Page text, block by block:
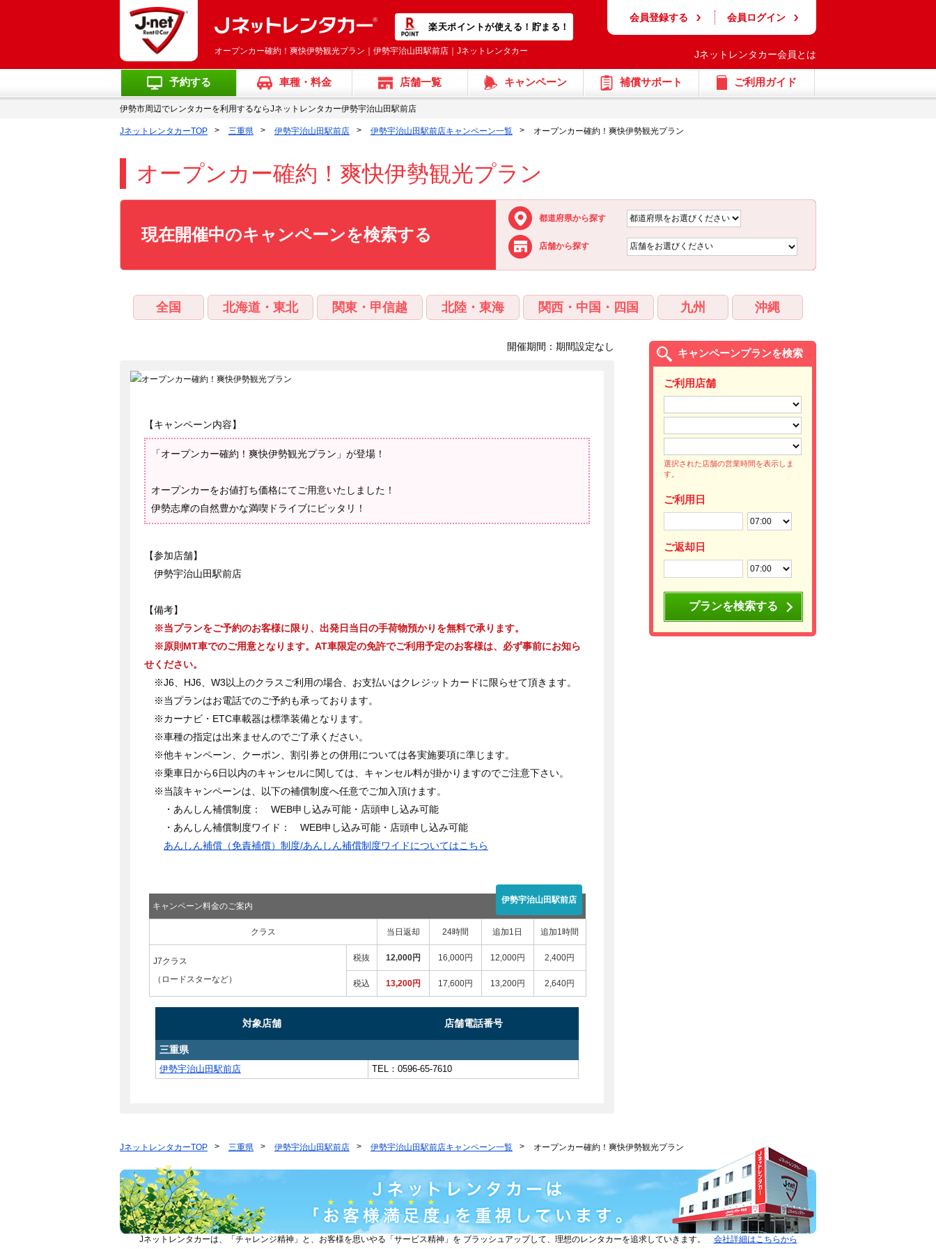
オープンカー確約！爽快伊勢観光プラン｜伊勢宇治山田駅前店｜Jネットレンタカー
会員登録する 会員ログイン
Jネットレンタカー会員とは
楽天ポイントが使える！貯まる！
予約する 車種・料金 店舗一覧 キャンペーン 補償サポート ご利用ガイド
伊勢市周辺でレンタカーを利用するならJネットレンタカー伊勢宇治山田駅前店
JネットレンタカーTOP 三重県 伊勢宇治山田駅前店 伊勢宇治山田駅前店キャンペーン一覧 オープンカー確約！爽快伊勢観光プラン
オープンカー確約！爽快伊勢観光プラン
現在開催中のキャンペーンを検索する
都道府県から探す
店舗から探す
全国 北海道・東北 関東・甲信越 北陸・東海 関西・中国・四国 九州 沖縄
開催期間：期間設定なし
【キャンペーン内容】
「オープンカー確約！爽快伊勢観光プラン」が登場！
オープンカーをお値打ち価格にてご用意いたしました！
伊勢志摩の自然豊かな満喫ドライブにピッタリ！
【参加店舗】
伊勢宇治山田駅前店
【備考】
※当プランをご予約のお客様に限り、出発日当日の手荷物預かりを無料で承ります。
※原則MT車でのご用意となります。AT車限定の免許でご利用予定のお客様は、必ず事前にお知ら
せください。
※J6、HJ6、W3以上のクラスご利用の場合、お支払いはクレジットカードに限らせて頂きます。
※当プランはお電話でのご予約も承っております。
※カーナビ・ETC車載器は標準装備となります。
※車種の指定は出来ませんのでご了承ください。
※他キャンペーン、クーポン、割引券との併用については各実施要項に準じます。
※乗車日から6日以内のキャンセルに関しては、キャンセル料が掛かりますのでご注意下さい。
※当該キャンペーンは、以下の補償制度へ任意でご加入頂けます。
・あんしん補償制度： WEB申し込み可能・店頭申し込み可能
・あんしん補償制度ワイド： WEB申し込み可能・店頭申し込み可能
あんしん補償（免責補償）制度/あんしん補償制度ワイドについてはこちら
キャンペーン料金のご案内
伊勢宇治山田駅前店
クラス 当日返却 24時間 追加1日 追加1時間
J7クラス
（ロードスターなど）
税抜 12,000円 16,000円 12,000円 2,400円
税込 13,200円 17,600円 13,200円 2,640円
対象店舗 店舗電話番号
三重県
伊勢宇治山田駅前店 TEL：0596-65-7610
キャンペーンプランを検索
ご利用店舗
選択された店舗の営業時間を表示しま
す。
ご利用日
ご返却日
プランを検索する
JネットレンタカーTOP 三重県 伊勢宇治山田駅前店 伊勢宇治山田駅前店キャンペーン一覧 オープンカー確約！爽快伊勢観光プラン
Jネットレンタカーは、「チャレンジ精神」と、お客様を思いやる「サービス精神」を ブラッシュアップして、理想のレンタカーを追求していきます。 会社詳細はこちらから